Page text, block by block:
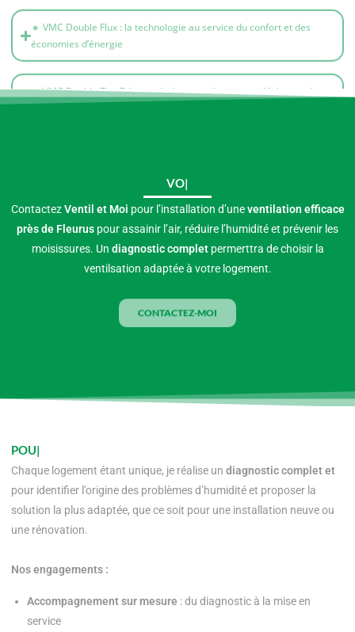
🔸 VMC Double Flux Décentralisée : une alternative idéale pour la
rénovation sans gros travaux
VOUS CONSTAT
ContactezVentil et Moi pour l’installation d’uneventilation efficace
près de Fleurus pour assainir l’air, réduire l’humidité et prévenir les
moisissures. Un diagnostic complet permerttra de choisir la
ventilsation adaptée à votre logement.
CONTACTEZ-MOI
POURQUOI FAIR
Chaque logement étant unique, je réalise un diagnostic complet et
pour identifier l’origine des problèmes d’humidité et proposer la
solution la plus adaptée, que ce soit pour une installation neuve ou
une rénovation.
Nos engagements :
Accompagnement sur mesure : du diagnostic à la mise en
service